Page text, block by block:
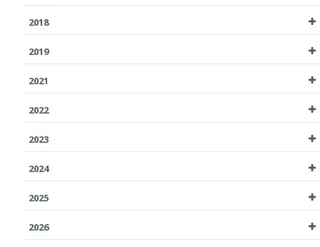
2018
2019
2021
2022
2023
2024
2025
2026